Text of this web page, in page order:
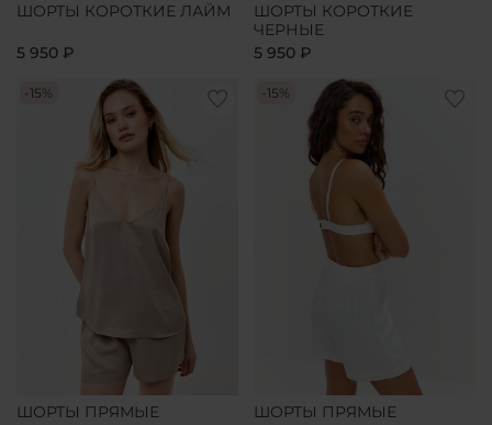
ШОРТЫ КОРОТКИЕ ЛАЙМ
5 950 ₽
ШОРТЫ КОРОТКИЕ
ЧЕРНЫЕ
5 950 ₽
-15%
ШОРТЫ ПРЯМЫЕ
-15%
ШОРТЫ ПРЯМЫЕ